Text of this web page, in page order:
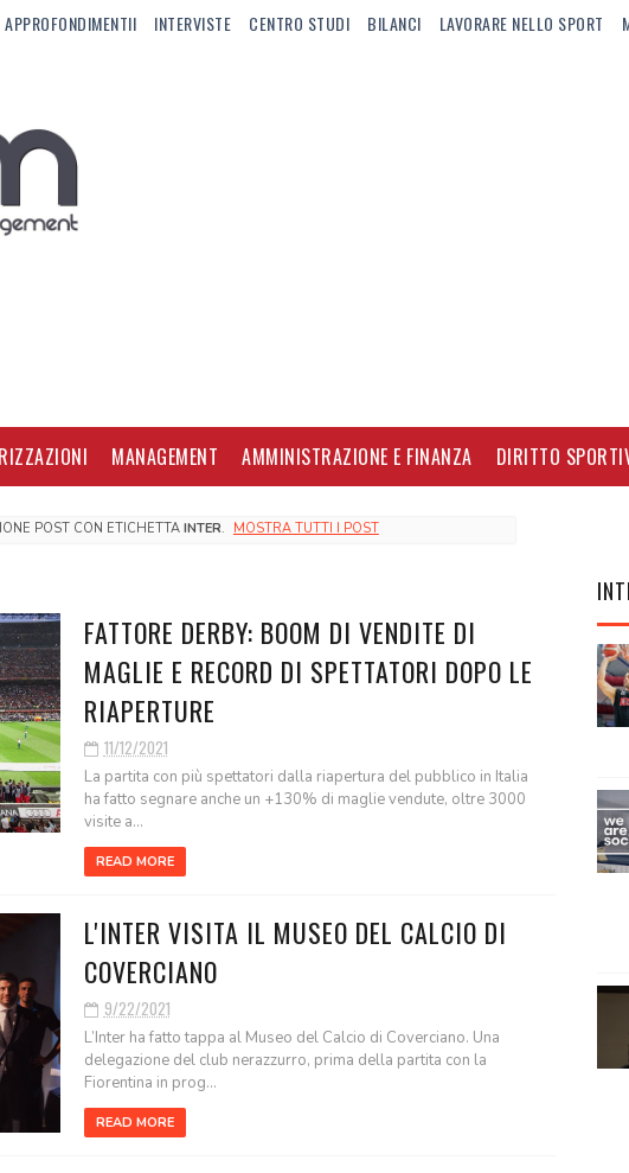
APPROFONDIMENTII INTERVISTE CENTRO STUDI BILANCI LAVORARE NELLO SPORT
MANAGEMENT AMMINISTRAZIONE E FINANZA DIRITTO
POST CON ETICHETTA INTER. MOSTRA TUTTI I POST
FATTORE DERBY: BOOM DI VENDITE DI
MAGLIE E RECORD DI SPETTATORI DOPO LE
RIAPERTURE
11/12/2021
La partita con più spettatori dalla riapertura del pubblico in Italia
ha fatto segnare anche un +130% di maglie vendute, oltre 3000
visite a...
READ MORE
L'INTER VISITA IL MUSEO DEL CALCIO DI
COVERCIANO
9/22/2021
L’Inter ha fatto tappa al Museo del Calcio di Coverciano. Una
delegazione del club nerazzurro, prima della partita con la
Fiorentina in prog...
READ MORE